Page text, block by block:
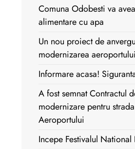
Comuna Odobesti va
alimentare cu apa
Un nou proiect de
modernizarea
Informare acasa!
A fost semnat Contractul
modernizare pentru strada
Aeroportului
Incepe Festivalul National